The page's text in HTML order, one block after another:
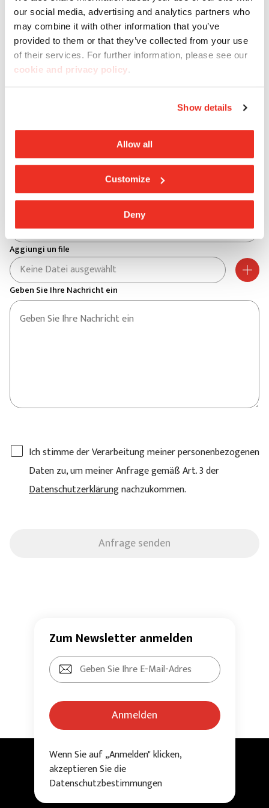
our social media, advertising and analytics partners who
may combine it with other information that you’ve
provided to them or that they’ve collected from your use
of their services. For further information, please see our
cookie and privacy policy.
Show details
Allow all
Customize
Deny
Wählen Sie Ihr Land
Provinz *
Stadt *
Adresse *
Hausnummer *
Aggiungi un file
Keine Datei ausgewählt
Geben Sie Ihre Nachricht ein
Ich stimme der Verarbeitung meiner personenbezogenen
Daten zu, um meiner Anfrage gemäß Art. 3 der
Datenschutzerklärungnachzukommen.
Anfrage senden
Zum Newsletter anmelden
Anmelden
Wenn Sie auf „Anmelden" klicken,
akzeptieren Sie die
Datenschutzbestimmungen